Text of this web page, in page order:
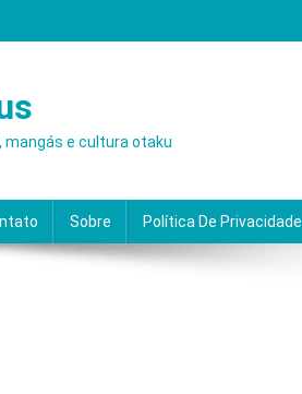
mangás e cultura otaku
Sobre Política De Privacidade